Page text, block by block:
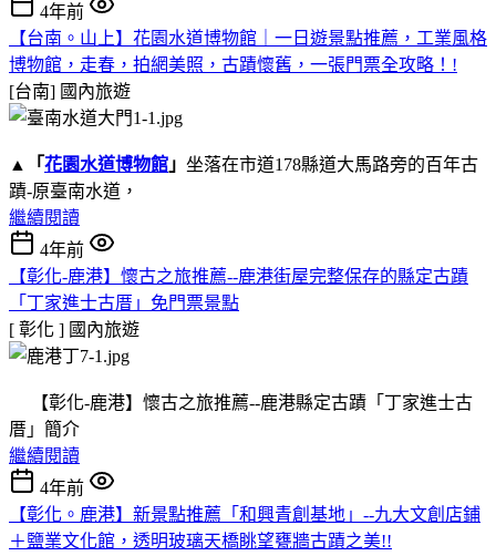
4年前
【台南。山上】花園水道博物館｜一日遊景點推薦，工業風格
博物館，走春，拍網美照，古蹟懷舊，一張門票全攻略！!
[台南] 國內旅遊
▲ 「花園水道博物館 」 坐落在市道178縣道大馬路旁的百年古
蹟-原臺南水道，
繼續閱讀
4年前
【彰化-鹿港】懷古之旅推薦--鹿港街屋完整保存的縣定古蹟
「丁家進士古厝」免門票景點
[ 彰化 ] 國內旅遊
【彰化-鹿港】懷古之旅推薦--鹿港縣定古蹟「丁家進士古
厝」簡介
繼續閱讀
4年前
【彰化。鹿港】新景點推薦「和興青創基地」--九大文創店鋪
＋鹽業文化館，透明玻璃天橋眺望甕牆古蹟之美!!